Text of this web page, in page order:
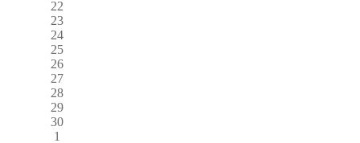
22
23
24
25
26
27
28
29
30
1